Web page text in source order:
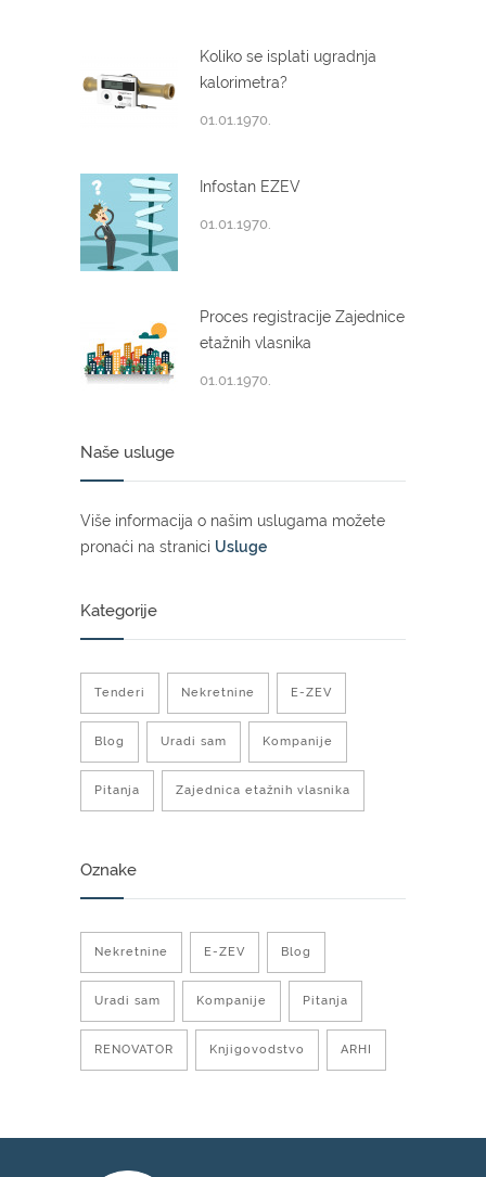
Koliko se isplati ugradnja
kalorimetra?
01.01.1970.
Infostan EZEV
01.01.1970.
Proces registracije Zajednice
etažnih vlasnika
01.01.1970.
Naše usluge
Više informacija o našim uslugama možete
pronaći na stranici Usluge
Kategorije
Tenderi Nekretnine E-ZEV
Blog Uradi sam Kompanije
Pitanja Zajednica etažnih vlasnika
Oznake
Nekretnine E-ZEV Blog
Uradi sam Kompanije Pitanja
RENOVATOR Knjigovodstvo ARHI